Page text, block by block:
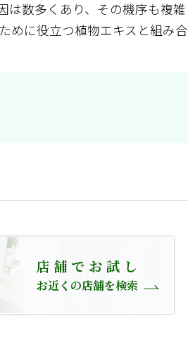
は数多くあり、その機序も複雑
めに役立つ植物エキスと組み合
店舗でお試し
お近くの店舗を検索